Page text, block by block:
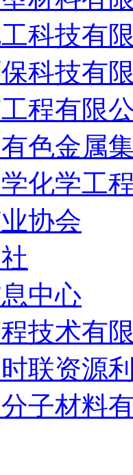
科技有
科技有
程有限
色金属
化学工
协会
中心
技术有
联资源
子材料